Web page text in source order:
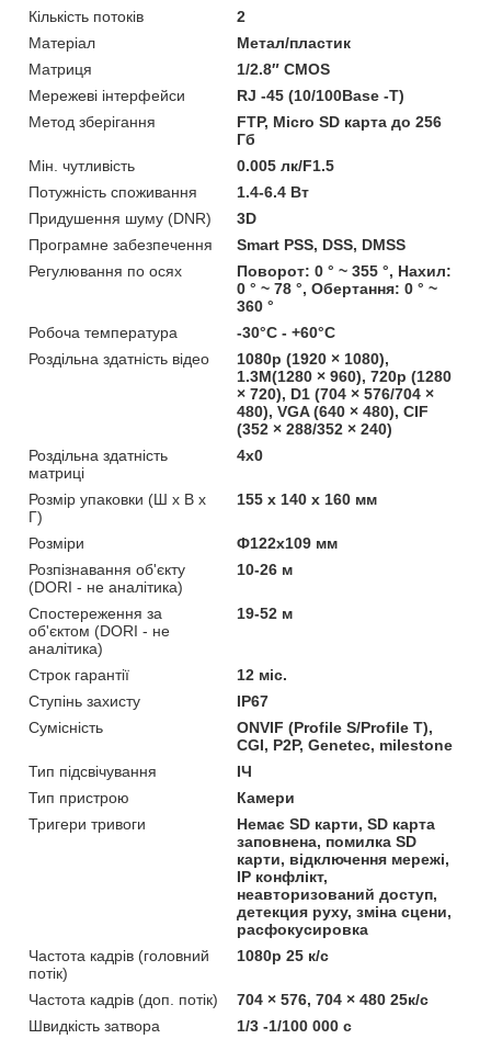
Кількість потоків
2
Матеріал
Метал/пластик
Матриця
1/2.8″ CMOS
Мережеві інтерфейси
RJ -45 (10/100Base -T)
Метод зберігання
FTP, Micro SD карта до 256
Гб
Мін. чутливість
0.005 лк/F1.5
Потужність споживання
1.4-6.4 Вт
Придушення шуму (DNR)
3D
Програмне забезпечення
Smart PSS, DSS, DMSS
Регулювання по осях
Поворот: 0 ° ~ 355 °, Нахил:
0 ° ~ 78 °, Обертання: 0 ° ~
360 °
Робоча температура
-30°C - +60°C
Роздільна здатність відео
1080p (1920 × 1080),
1.3M(1280 × 960), 720p (1280
× 720), D1 (704 × 576/704 ×
480), VGA (640 × 480), CIF
(352 × 288/352 × 240)
Роздільна здатність
матриці
4x0
Розмір упаковки (Ш х В х
Г)
155 x 140 x 160 мм
Розміри
Ф122х109 мм
Розпізнавання об'єкту
(DORI - не аналітика)
10-26 м
Спостереження за
об'єктом (DORI - не
аналітика)
19-52 м
Строк гарантії
12 міс.
Ступінь захисту
IP67
Сумісність
ONVIF (Profile S/Profile T),
CGI, P2P, Genetec, milestone
Тип підсвічування
ІЧ
Тип пристрою
Камери
Тригери тривоги
Немає SD карти, SD карта
заповнена, помилка SD
карти, відключення мережі,
IP конфлікт,
неавторизований доступ,
детекция руху, зміна сцени,
расфокусировка
Частота кадрів (головний
потік)
1080p 25 к/с
Частота кадрів (доп. потік)
704 × 576, 704 × 480 25к/с
Швидкість затвора
1/3 -1/100 000 с